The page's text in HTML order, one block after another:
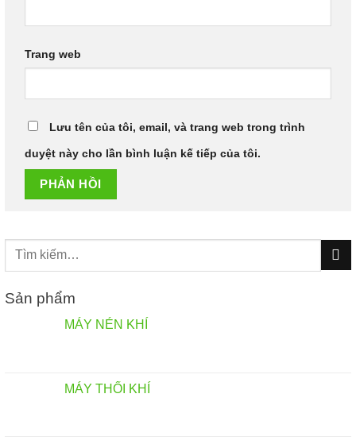
Trang web
Lưu tên của tôi, email, và trang web trong trình
duyệt này cho lần bình luận kế tiếp của tôi.
Tìm
Sản phẩm
MÁY NÉN KHÍ
MÁY THỔI KHÍ